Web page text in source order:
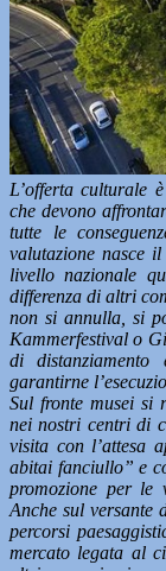
L’offerta culturale
che devono
tutte le
valutazione nasce
livello nazionale
differenza di altri
non si annulla, si
Kammerfestival o
di
garantirne
Sul fronte musei si
nei nostri centri di
visita con l’attesa
abitai fanciullo” e
promozione per le
Anche sul versante
percorsi
mercato legata al